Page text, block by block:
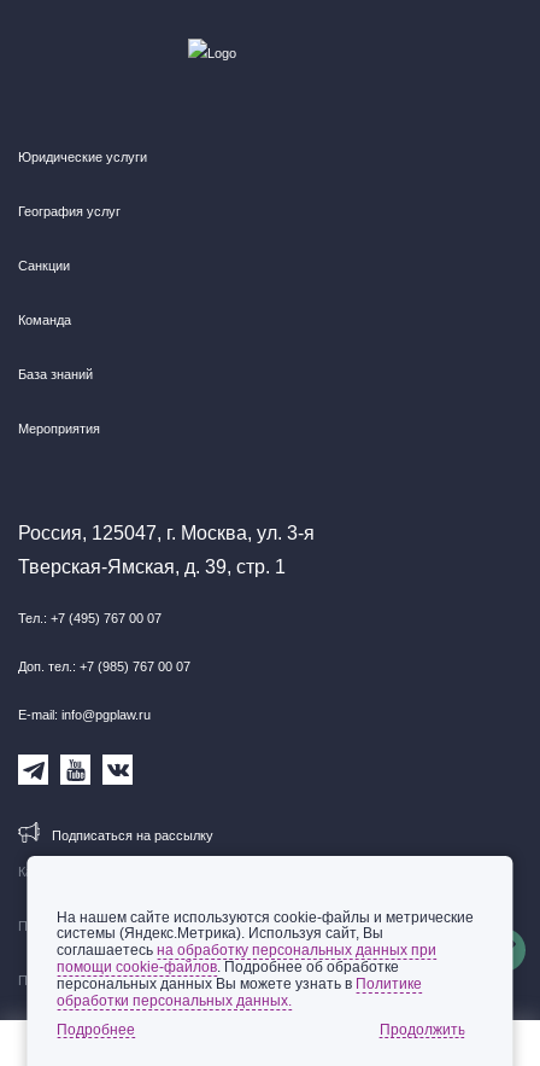
Карта сайта
Правовая информация
Политика обработки персональных данных
Юридические услуги
География услуг
Санкции
Команда
База знаний
Мероприятия
Россия, 125047, г. Москва, ул. 3-я
Тверская-Ямская, д. 39, стр. 1
Тел.: +7 (495) 767 00 07
Доп. тел.: +7 (985) 767 00 07
E-mail: info@pgplaw.ru
Подписаться на рассылку
© 2002-2026 ООО «Пепеляев Групп»
На нашем сайте используются cookie-файлы и метрические
системы (Яндекс.Метрика). Используя сайт, Вы
соглашаетесьна обработку персональных данных при
помощи cookie-файлов. Подробнее об обработке
персональных данных Вы можете узнать в Политике
обработки персональных данных.
Подробнее